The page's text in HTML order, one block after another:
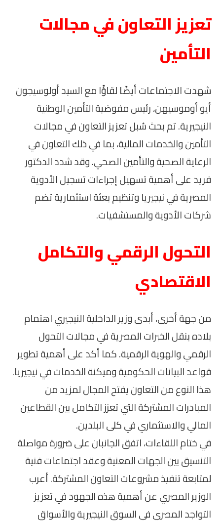
تعزيز التعاون في مجالات
التأمين
شهدت الاجتماعات أيضًا لقاؤًا مع السيد أولوسيجون
أيو أوموسيهن، رئيس مفوضية التأمين الوطنية
النيجيرية. تم بحث سُبل تعزيز التعاون في مجالات
التأمين والخدمات المالية، بما في ذلك التعاون في
الرعاية الصحية والتأمين الصحي. وقد شدد الدكتور
فريد على أهمية تسهيل إجراءات تسجيل الأدوية
المصرية في نيجيريا وتنظيم بعثة استثمارية تضم
شركات الأدوية والمستشفيات.
التحول الرقمي والتكامل
الاقتصادي
من جهة أخرى، أبدى وزير الداخلية النيجيري اهتمام
بلاده بنقل الخبرات المصرية في مجالات التحول
الرقمي والهوية الرقمية. كما أكد على أهمية تطوير
قواعد البيانات الحكومية وميكنة الخدمات في نيجيريا.
هذا النوع من التعاون يفتح المجال لمزيد من
المبادرات المشتركة التي تعزز التكامل بين القطاعين
المالي والاستثماري في كلى البلدين.
في ختام اللقاءات، اتفق الجانبان على ضرورة مواصلة
التنسيق بين الجهات المعنية وعقد اجتماعات فنية
لمتابعة تنفيذ مشروعات التعاون المشتركة. أعرب
الوزير المصري عن أهمية هذه الجهود في تعزيز
التواجد المصري في السوق النيجيرية والأسواق